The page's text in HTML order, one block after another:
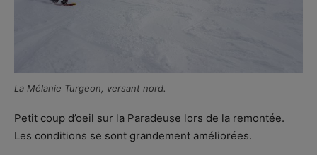
La Mélanie Turgeon, versant nord.
Petit coup d’oeil sur la Paradeuse lors de la remontée.
Les conditions se sont grandement améliorées.